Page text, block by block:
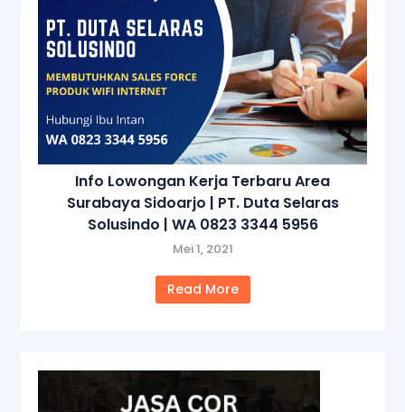
Info Lowongan Kerja Terbaru Area
Surabaya Sidoarjo | PT. Duta Selaras
Solusindo | WA 0823 3344 5956
Mei 1, 2021
Read More